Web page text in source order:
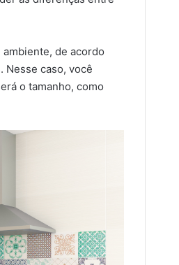
de acordo
Nesse caso, você
o tamanho, como